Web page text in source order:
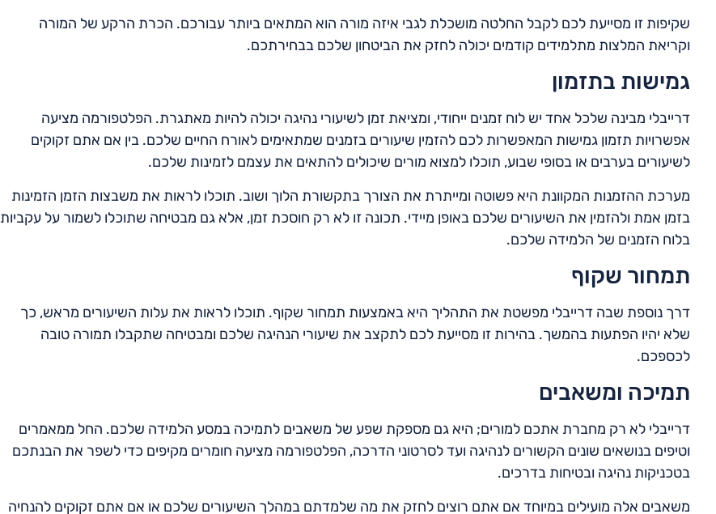
שקיפות זו מסייעת לכם לקבל החלטה מושכלת לגבי איזה מורה הוא המתאים ביותר עבורכם. הכרת הרקע של המורה
וקריאת המלצות מתלמידים קודמים יכולה לחזק את הביטחון שלכם בבחירתכם.
גמישות בתזמון
דרייבלי מבינה שלכל אחד יש לוח זמנים ייחודי, ומציאת זמן לשיעורי נהיגה יכולה להיות מאתגרת. הפלטפורמה מציעה
אפשרויות תזמון גמישות המאפשרות לכם להזמין שיעורים בזמנים שמתאימים לאורח החיים שלכם. בין אם אתם זקוקים
לשיעורים בערבים או בסופי שבוע, תוכלו למצוא מורים שיכולים להתאים את עצמם לזמינות שלכם.
מערכת ההזמנות המקוונת היא פשוטה ומייתרת את הצורך בתקשורת הלוך ושוב. תוכלו לראות את משבצות הזמן הזמינות
בזמן אמת ולהזמין את השיעורים שלכם באופן מיידי. תכונה זו לא רק חוסכת זמן, אלא גם מבטיחה שתוכלו לשמור על עקביות
בלוח הזמנים של הלמידה שלכם.
תמחור שקוף
דרך נוספת שבה דרייבלי מפשטת את התהליך היא באמצעות תמחור שקוף. תוכלו לראות את עלות השיעורים מראש, כך
שלא יהיו הפתעות בהמשך. בהירות זו מסייעת לכם לתקצב את שיעורי הנהיגה שלכם ומבטיחה שתקבלו תמורה טובה
לכספכם.
תמיכה ומשאבים
דרייבלי לא רק מחברת אתכם למורים; היא גם מספקת שפע של משאבים לתמיכה במסע הלמידה שלכם. החל ממאמרים
וטיפים בנושאים שונים הקשורים לנהיגה ועד לסרטוני הדרכה, הפלטפורמה מציעה חומרים מקיפים כדי לשפר את הבנתכם
בטכניקות נהיגה ובטיחות בדרכים.
משאבים אלה מועילים במיוחד אם אתם רוצים לחזק את מה שלמדתם במהלך השיעורים שלכם או אם אתם זקוקים להנחיה